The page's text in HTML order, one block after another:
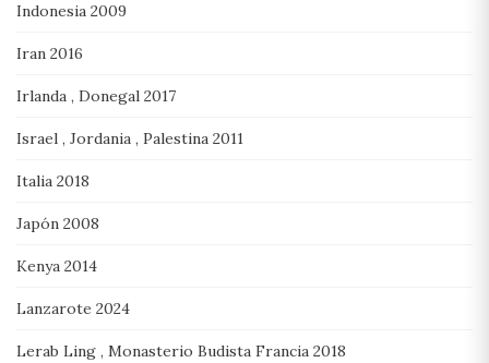
Indonesia 2009
Iran 2016
Irlanda , Donegal 2017
Israel , Jordania , Palestina 2011
Italia 2018
Japón 2008
Kenya 2014
Lanzarote 2024
Lerab Ling , Monasterio Budista Francia 2018